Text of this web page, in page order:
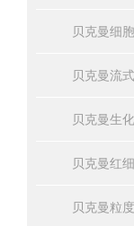
贝克曼细
贝克曼流
贝克曼生
贝克曼红
贝克曼粒